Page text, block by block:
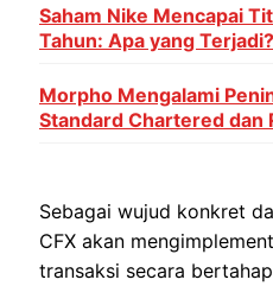
Saham Nike Mencapai
Tahun: Apa yang Terjadi?
Morpho Mengalami
Standard Chartered dan
Sebagai wujud konkret
CFX akan
transaksi secara